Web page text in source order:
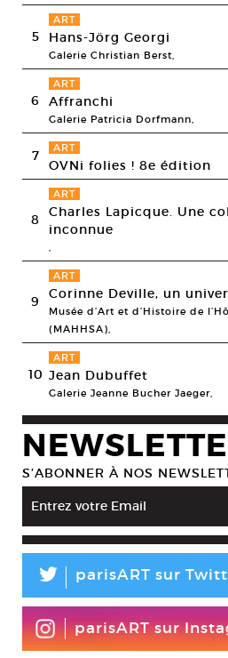
5
ART
Hans-Jörg Georgi
Galerie Christian Berst,
6
ART
Affranchi
Galerie Patricia Dorfmann,
7 ART
OVNi folies ! 8e édition
8
ART
Charles Lapicque. Une
inconnue
,
9
ART
Corinne Deville, un
Musée d’Art et d’Histoire de
(MAHHSA),
10
ART
Jean Dubuffet
Galerie Jeanne Bucher Jaeger,
S’ABONNER À NOS
L parisART sur
parisART sur